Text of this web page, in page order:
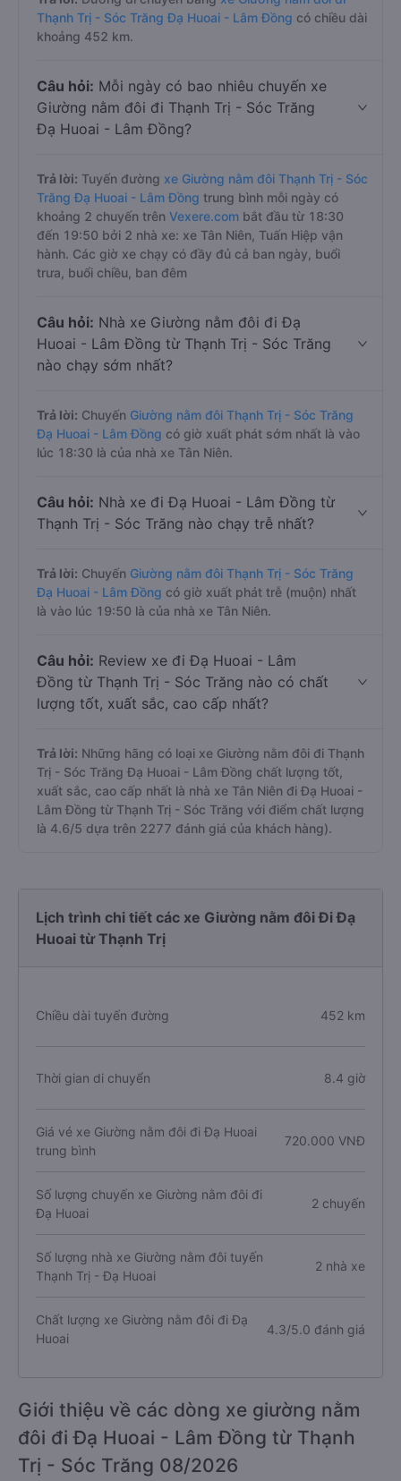
Thạnh Trị - Sóc Trăng Đạ Huoai - Lâm Đồng có chiều dài
khoảng 452 km.
Câu hỏi: Mỗi ngày có bao nhiêu chuyến xe
Giường nằm đôi đi Thạnh Trị - Sóc Trăng
Đạ Huoai - Lâm Đồng?
Trả lời: Tuyến đường xe Giường nằm đôi Thạnh Trị - Sóc
Trăng Đạ Huoai - Lâm Đồng trung bình mỗi ngày có
khoảng 2 chuyến trên Vexere.com bắt đầu từ 18:30
đến 19:50 bởi 2 nhà xe: xe Tân Niên, Tuấn Hiệp vận
hành. Các giờ xe chạy có đầy đủ cả ban ngày, buổi
trưa, buổi chiều, ban đêm
Câu hỏi: Nhà xe Giường nằm đôi đi Đạ
Huoai - Lâm Đồng từ Thạnh Trị - Sóc Trăng
nào chạy sớm nhất?
Trả lời: Chuyến Giường nằm đôi Thạnh Trị - Sóc Trăng
Đạ Huoai - Lâm Đồng có giờ xuất phát sớm nhất là vào
lúc 18:30 là của nhà xe Tân Niên.
Câu hỏi: Nhà xe đi Đạ Huoai - Lâm Đồng từ
Thạnh Trị - Sóc Trăng nào chạy trễ nhất?
Trả lời: Chuyến Giường nằm đôi Thạnh Trị - Sóc Trăng
Đạ Huoai - Lâm Đồng có giờ xuất phát trễ (muộn) nhất
là vào lúc 19:50 là của nhà xe Tân Niên.
Câu hỏi: Review xe đi Đạ Huoai - Lâm
Đồng từ Thạnh Trị - Sóc Trăng nào có chất
lượng tốt, xuất sắc, cao cấp nhất?
Trả lời: Những hãng có loại xe Giường nằm đôi đi Thạnh
Trị - Sóc Trăng Đạ Huoai - Lâm Đồng chất lượng tốt,
xuất sắc, cao cấp nhất là nhà xe Tân Niên đi Đạ Huoai -
Lâm Đồng từ Thạnh Trị - Sóc Trăng với điểm chất lượng
là 4.6/5 dựa trên 2277 đánh giá của khách hàng).
Lịch trình chi tiết các xe Giường nằm đôi Đi Đạ
Huoai từ Thạnh Trị
Chiều dài tuyến đường 452 km
Thời gian di chuyển 8.4 giờ
Giá vé xe Giường nằm đôi đi Đạ Huoai
trung bình
720.000 VNĐ
Số lượng chuyến xe Giường nằm đôi đi
Đạ Huoai
2 chuyến
Số lượng nhà xe Giường nằm đôi tuyến
Thạnh Trị - Đạ Huoai
2 nhà xe
Chất lượng xe Giường nằm đôi đi Đạ
Huoai
4.3/5.0 đánh giá
Giới thiệu về các dòng xe giường nằm
đôi đi Đạ Huoai - Lâm Đồng từ Thạnh
Trị - Sóc Trăng 08/2026